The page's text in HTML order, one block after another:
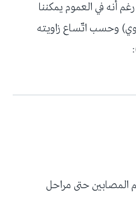
أنه في العموم يمكننا
وحسب اتّساع زاويته
المصابين حتى مراحل